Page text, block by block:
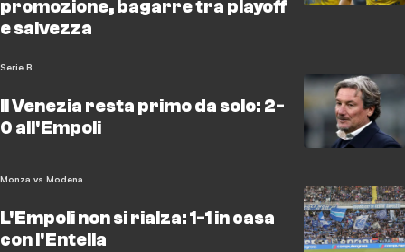
promozione, bagarre tra playoff
e salvezza
Serie B
Il Venezia resta primo da solo: 2-
0 all'Empoli
Monza vs Modena
L'Empoli non si rialza: 1-1 in casa
con l'Entella